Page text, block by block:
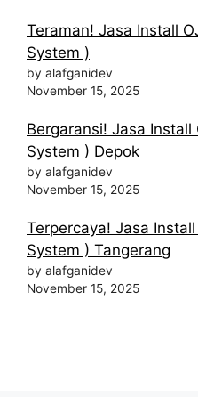
Teraman! Jasa Install
System )
by alafganidev
November 15, 2025
Bergaransi! Jasa Install
System ) Depok
by alafganidev
November 15, 2025
Terpercaya! Jasa
System ) Tangerang
by alafganidev
November 15, 2025